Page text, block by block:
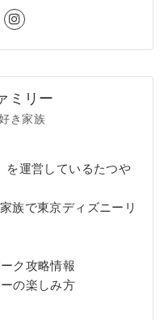
ミリー
き家族
を運営しているたつや
族で東京ディズニーリ
ク攻略情報
の楽しみ方